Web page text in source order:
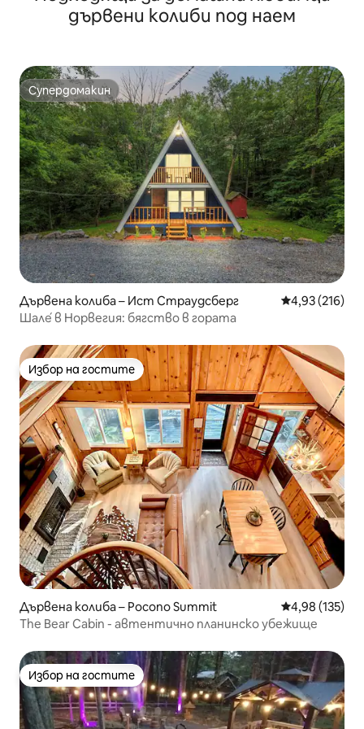
дървени колиби под наем
Супердомакин
Супердомакин
Дървена колиба – Ист Страудсберг Средна
4,93 (216)
Шале́ в Норвегия: бягство в гората
Избор на гостите
Избор на гостите
Дървена колиба – Pocono Summit Средна
4,98 (135)
The Bear Cabin - автентично планинско убежище
Избор на гостите
Избор на гостите